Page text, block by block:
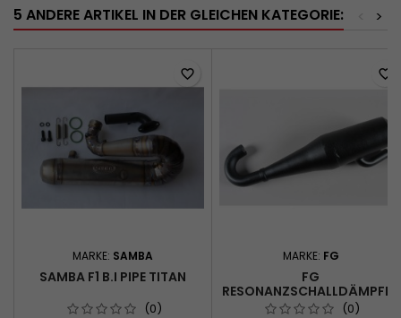
5 ANDERE ARTIKEL IN DER GLEICHEN KATEGORIE: >
MARKE: SAMBA
SAMBA F1 B.I PIPE TITAN
(0)
favorite_border
MARKE: FG
FG
RESONANZSCHALLDÄMPFER
1:6
(0)
favorite_border